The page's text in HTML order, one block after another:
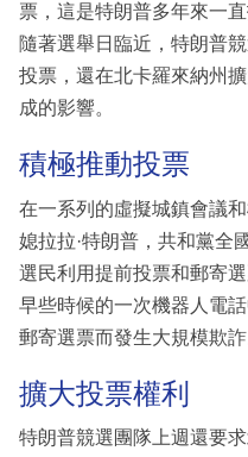
票，這是特朗普多年來一
隨著選舉日臨近，特朗普
投票，還在北卡羅來納州
成的影響。
積極推動投票
在一系列的虛擬城鎮會議
媳拉拉·特朗普，共和黨全
選民利用提前投票和郵寄
早些時候的一次機器人電
郵寄選票而發生大規模欺詐
擴大投票權利
特朗普競選團隊上週還要